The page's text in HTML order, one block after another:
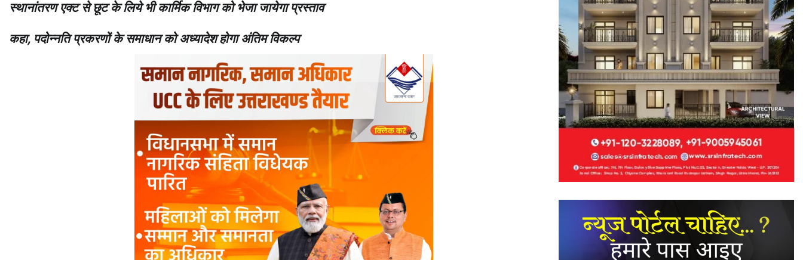
स्थानांतरण एक्ट से छूट के लिये भी कार्मिक विभाग को भेजा जायेगा प्रस्ताव
कहा, पदोन्नति प्रकरणों के समाधान को अध्यादेश होगा अंतिम विकल्प